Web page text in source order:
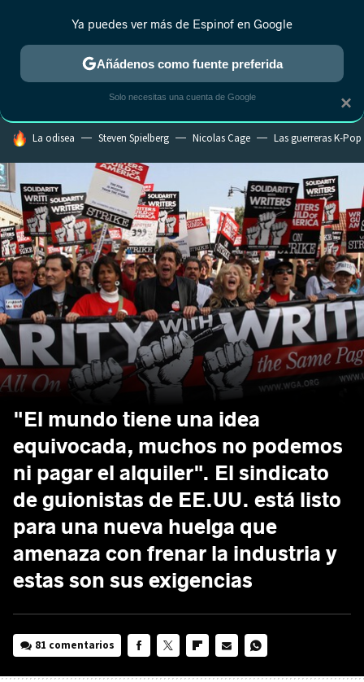
ESTRENOS REALITY ANIME RANKINGS CINE
HOY SE HABLA DE
La odisea Steven Spielberg Nicolas Cage Las guerreras K-Pop
"El mundo tiene una idea
equivocada, muchos no podemos
ni pagar el alquiler". El sindicato
de guionistas de EE.UU. está listo
para una nueva huelga que
amenaza con frenar la industria y
estas son sus exigencias
81 comentarios
×
Ya puedes ver más de Espinof en Google
Añádenos como fuente preferida
Solo necesitas una cuenta de Google